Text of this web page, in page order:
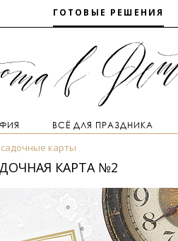
ГОТОВЫЕ РЕШЕНИЯ
ВСЁ ДЛЯ ПРАЗДНИКА
карты
КАРТА №2